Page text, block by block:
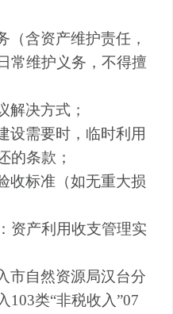
（含资产维护责任，
常维护义务，不得擅
解决方式；
设需要时，临时利用
的条款；
收标准（如无重大损
：资产利用收支管理实
市自然资源局汉台分
103类“非税收入”07